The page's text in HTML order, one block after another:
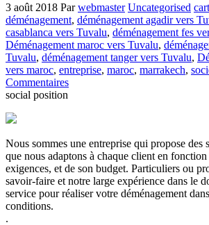
3 août 2018 Parwebmaster Uncategorised
déménagement, déménagement agadir vers
casablanca vers Tuvalu, déménagement fes
Déménagement maroc vers Tuvalu,
Tuvalu, déménagement tanger vers Tuvalu,
vers maroc, entreprise, maroc, marrakech,
Commentaires
social position
Nous sommes une entreprise qui propose des
que nous adaptons à chaque client en fonction
exigences, et de son budget. Particuliers ou
savoir-faire et notre large expérience dans le
service pour réaliser votre déménagement
conditions.
.